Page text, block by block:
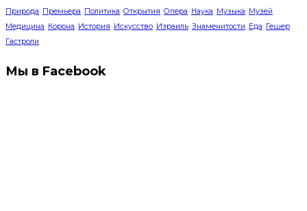
Природа Премьера Политика Открытия Опера Наука Музыка Музей
Медицина Корона История Искусство Израиль Знаменитости Еда Гешер
Гастроли
Мы в Facebook